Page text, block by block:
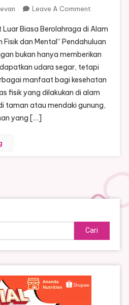
Leave A CommentOn
Manfaat
Luar
Biasa
Berolahraga
Di
Alam
Luar Biasa Berolahraga di Alam
dan Mental” Pendahuluan
bukan hanya memberikan
udara segar, tetapi
manfaat bagi kesehatan
fisik yang dilakukan di alam
taman atau mendaki gunung,
yang […]
Cari